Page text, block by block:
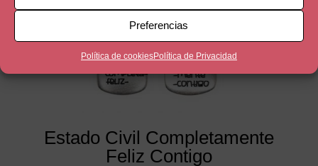
Preferencias
Política de cookiesPolítica de Privacidad
Estado Civil Completamente
Feliz Contigo